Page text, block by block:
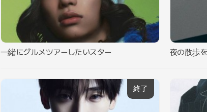
一緒にグルメツアーしたいスター 夜の散歩
終了